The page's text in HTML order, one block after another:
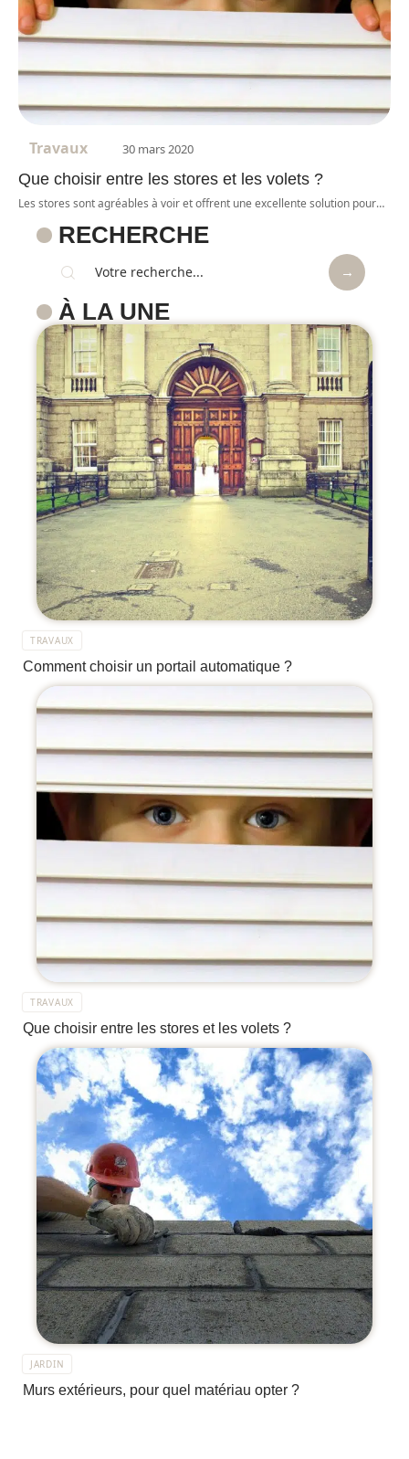
Travaux 30 mars 2020
Que choisir entre les stores et les volets ?
Les stores sont agréables à voir et offrent une excellente solution pour…
RECHERCHE
À LA UNE
TRAVAUX
Comment choisir un portail automatique ?
TRAVAUX
Que choisir entre les stores et les volets ?
JARDIN
Murs extérieurs, pour quel matériau opter ?